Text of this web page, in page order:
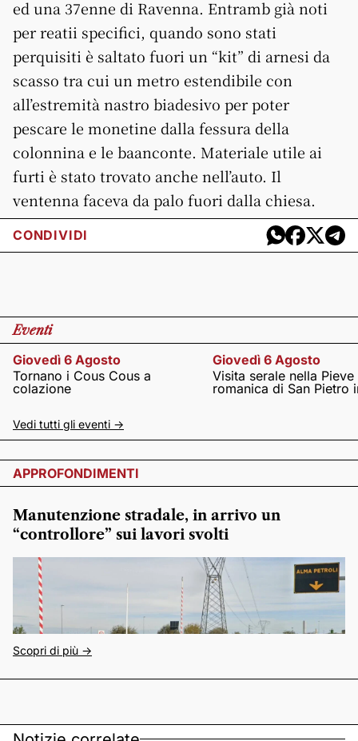
ed una 37enne di Ravenna. Entramb già noti
per reatii specifici, quando sono stati
perquisiti è saltato fuori un “kit” di arnesi da
scasso tra cui un metro estendibile con
all’estremità nastro biadesivo per poter
pescare le monetine dalla fessura della
colonnina e le baanconte. Materiale utile ai
furti è stato trovato anche nell’auto. Il
ventenna faceva da palo fuori dalla chiesa.
CONDIVIDI
Eventi
Giovedì 6 Agosto
Tornano i Cous Cous a
colazione
Giovedì 6 Agosto
Visita serale nella Pieve
romanica di San Pietro
Vedi tutti gli eventi ->
APPROFONDIMENTI
Manutenzione stradale, in arrivo un
“controllore” sui lavori svolti
Scopri di più ->